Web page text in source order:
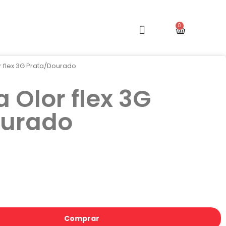
flex 3G Prata/Dourado
Olor flex 3G
Comprar